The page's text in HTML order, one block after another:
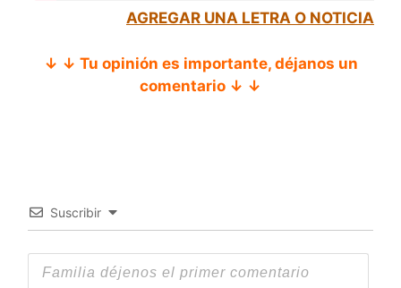
AGREGAR UNA LETRA O NOTICIA
↓ ↓ Tu opinión es importante, déjanos un
comentario ↓ ↓
Suscribir